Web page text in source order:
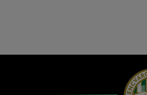
Hírek